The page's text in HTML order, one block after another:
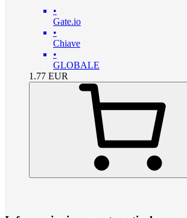
•
Gate.io
•
Chiave
•
GLOBALE
1.77 EUR